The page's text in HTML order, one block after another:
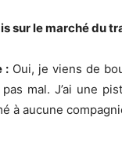
sur le marché du
: Oui, je viens de
mal. J’ai une
à aucune